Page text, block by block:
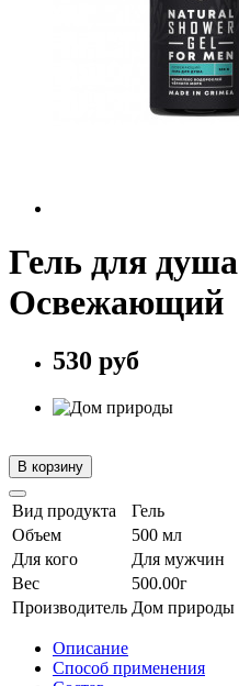
Гель для
Освежающий
530 руб
В корзину
Вид продукта
Гель
Объем
500 мл
Для кого
Для мужчин
Вес
500.00г
Производитель Дом природы
Описание
Способ применения